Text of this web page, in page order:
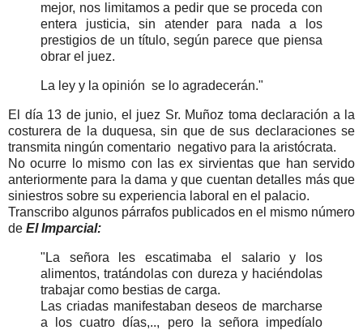
mejor, nos limitamos a pedir que se proceda con
entera justicia, sin atender para nada a los
prestigios de un título, según parece que piensa
obrar el juez.
La ley y la opinión se lo agradecerán."
El día 13 de junio, el juez Sr. Muñoz toma declaración a la
costurera de la duquesa, sin que de sus declaraciones se
transmita ningún comentario negativo para la aristócrata.
No ocurre lo mismo con las ex sirvientas que han servido
anteriormente para la dama y que cuentan detalles más que
siniestros sobre su experiencia laboral en el palacio.
Transcribo algunos párrafos publicados en el mismo número
de El Imparcial:
"La señora les escatimaba el salario y los
alimentos, tratándolas con dureza y haciéndolas
trabajar como bestias de carga.
Las criadas manifestaban deseos de marcharse
a los cuatro días,.., pero la señora impedíalo